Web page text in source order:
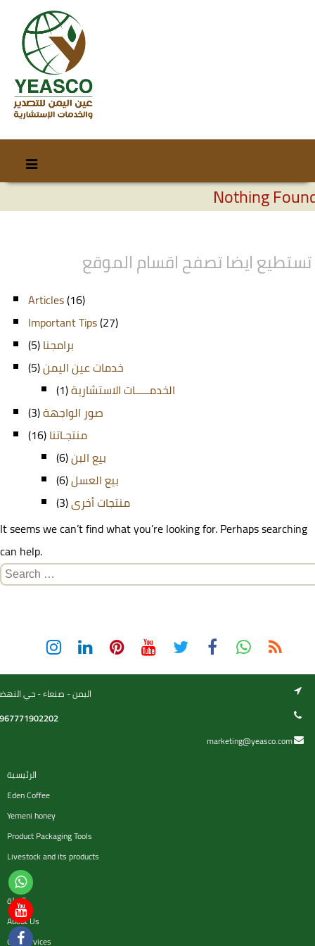
content
Nothing
تستطيع ايضا تصفح اقسام الموقع
Articles(16)
Important Tips(27)
برامجنا(5)
خدمات عين اليمن(5)
الخدمـــــات الاستشارية(1)
صور الواجهة(3)
منتجـاتنا(16)
بيع البن(6)
بيع العسل(6)
منتجات أخرى(3)
It seems we can’t find what you’re looking for. Perhaps searching
can help.
Search
اليمن - صنعاء - حي
marketing@yeasco.com
الرئيسية
Eden Coffee
Yemeni honey
Product Packaging Tools
Livestock and its products
السلة
About Us
Our services